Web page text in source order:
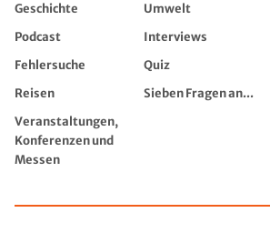
Geschichte Umwelt
Podcast
Interviews
Fehlersuche
Quiz
Reisen
Sieben Fragen an...
Veranstaltungen,
Konferenzen und
Messen